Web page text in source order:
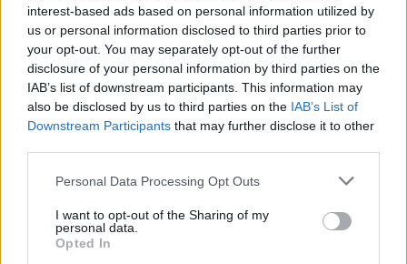
interest-based ads based on personal information utilized by
us or personal information disclosed to third parties prior to
your opt-out. You may separately opt-out of the further
disclosure of your personal information by third parties on the
IAB’s list of downstream participants. This information may
also be disclosed by us to third parties on the IAB’s List of
Downstream Participants that may further disclose it to other
Please note that this website/app uses one or more Google
not limited to your visit or usage behaviour. You may click to
grant or deny consent to Google and its third-party tags to
use your data for below specified purposes in below Google
Personal Data Processing Opt Outs
I want to opt-out of the Sharing of my
personal data.
Opted In
Την ίδια ώρα, το δικαστήριο αναγνώρισε το
ελαφρυντικό του πρότερου σύννομου βίου
στους Σωτήρη Τερζούδη, Ιωάννη Φωστιέρη,
Νικόλαο Παναγιωτόπουλο και Χαράλαμπο Χιώνη
με σύμφωνη εισαγγελική πρόταση.
Μετά την ανακοίνωση της απόφασης έντονα
Ζωή Κωνσταντοπούλου που βρισκόταν στην
αίθουσα.